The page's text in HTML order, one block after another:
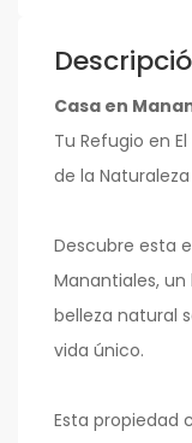
Casa en
Tu Refugio en
de la Naturaleza
Descubre esta
Manantiales,
belleza natural
vida único.
Esta propiedad